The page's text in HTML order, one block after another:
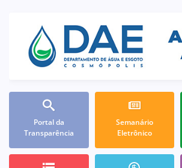
Portal da
Transparência
Semanário
Eletrônico